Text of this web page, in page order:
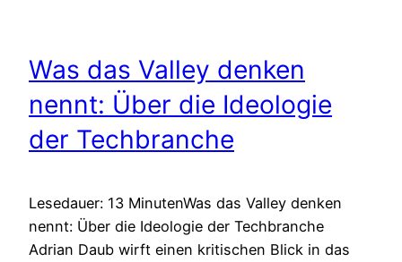
Was das Valley denken
nennt: Über die Ideologie
der Techbranche
Lesedauer: 13 MinutenWas das Valley denken
nennt: Über die Ideologie der Techbranche
Adrian Daub wirft einen kritischen Blick in das